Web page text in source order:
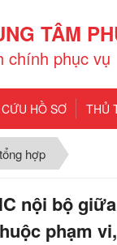
TÂM
chính phục vụ
HỒ SƠ THỦ
hợp
nội bộ
phạm